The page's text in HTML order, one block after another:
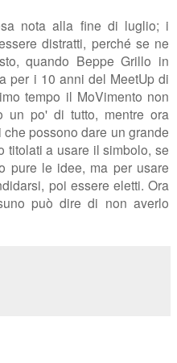
nota alla fine di luglio; i
distratti, perché se ne
quando Beppe Grillo in
per i 10 anni del MeetUp di
tempo il MoVimento non
un po' di tutto, mentre ora
possono dare un grande
titolati a usare il simbolo, se
pure le idee, ma per usare
poi essere eletti. Ora
può dire di non averlo